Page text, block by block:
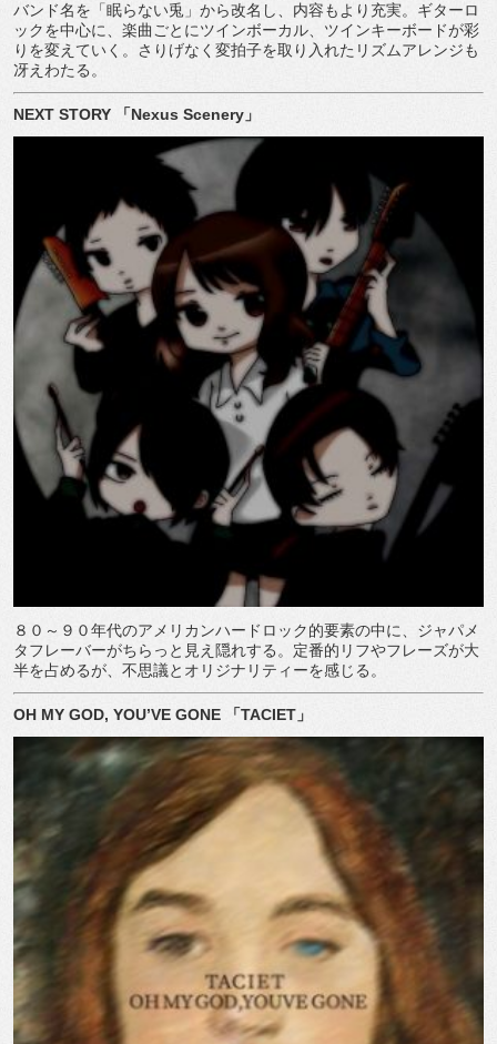
バンド名を「眠らない兎」から改名し、内容もより充実。ギターロ
ックを中心に、楽曲ごとにツインボーカル、ツインキーボードが彩
りを変えていく。さりげなく変拍子を取り入れたリズムアレンジも
冴えわたる。
NEXT STORY 「Nexus Scenery 」
８０～９０年代のアメリカンハードロック的要素の中に、ジャパメ
タフレーバーがちらっと見え隠れする。定番的リフやフレーズが大
半を占めるが、不思議とオリジナリティーを感じる。
OH MY GOD, YOU’VE GONE 「TACIET 」